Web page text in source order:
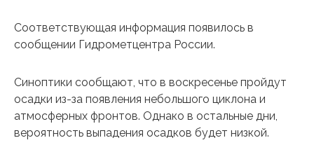
Соответствующая информация появилось в
сообщении Гидрометцентра России.
Синоптики сообщают, что в воскресенье пройдут
осадки из-за появления небольшого циклона и
атмосферных фронтов. Однако в остальные дни,
вероятность выпадения осадков будет низкой.